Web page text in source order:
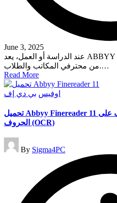
June 3, 2025
عند الدراسة أو العمل، يعد ABBYY FineReader 14 أداة مفيدة لكل
من محترفي المكاتب والطلاب.…
Read More
Posted
اوفيس بي دي إف
تحميل Abbyy Finereader 11 الكراك الكامل برنامج التعرف على
الحروف (OCR)
Posted
by
By Sigma4PC